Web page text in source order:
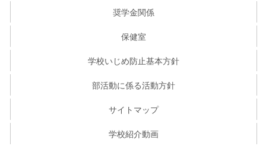
奨学金関係
保健室
学校いじめ防止基本方針
部活動に係る活動方針
サイトマップ
学校紹介動画